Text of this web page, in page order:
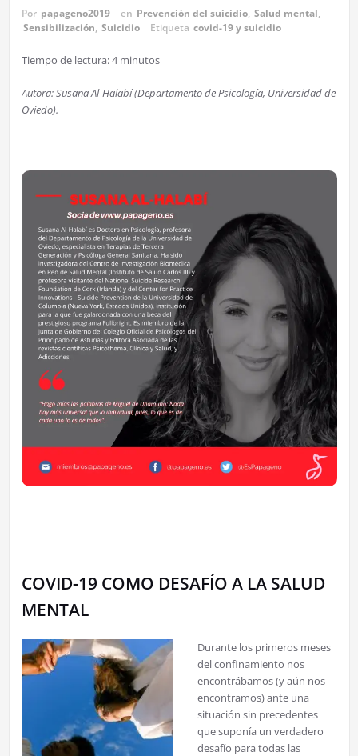
Por papageno2019 en Prevención del suicidio, Salud mental,
Sensibilización, Suicidio Etiqueta covid-19 y suicidio
Tiempo de lectura:4 minutos
Autora: Susana Al-Halabí (Departamento de Psicología, Universidad de
Oviedo).
COVID-19 COMO DESAFÍO A LA SALUD
MENTAL
Durante los primeros meses
del confinamiento nos
encontrábamos (y aún nos
encontramos) ante una
situación sin precedentes
que suponía un verdadero
desafío para todas las